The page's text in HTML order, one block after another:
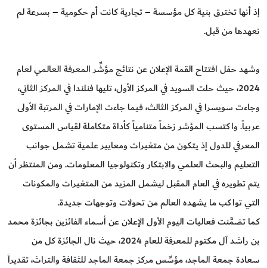
إذ أنها تخترق بنية كل مؤسسة – تجارية كانت أم حكومية – بسرعة لم
نعهدها من قبل.
وشهد حفل افتتاح القمة الإعلان عن نتائج مؤشِّر المعرفة العالمي لعام
2024، حيث حلت السويد في المركز الأول، تليها فنلندا في المركز الثاني،
وجاءت سويسرا في المركز الثالث، فيما جاءت الإمارات في المرتبة الأولى
عربياً. واكتسب المؤشر زخماً متنامياً كأداة متكاملة لقياس المستوى
المعرفي للدول إذ يتكون من متغيرات ومعايير علمية تشمل جوانب
التعليم والبحث العلمي والابتكار وتكنولوجيا المعلومات. ومن المنتظر أن
يتم تطويره في العام المقبل ليشمل المزيد من المتغيرات والمكونات
التي تواكب ما يشهده العالم من تحولات وتوجهات جديدة.
كما تضمَّنت فعاليات اليوم الأول الإعلان عن أسماء الفائزين بجائزة محمد
بن راشد آل مكتوم للمعرفة للعام 2024، حيث نال الجائزة كل من
سعادة جمعة الماجد، مؤسِّس مركز جمعة الماجد للثقافة والتراث، تقديراً